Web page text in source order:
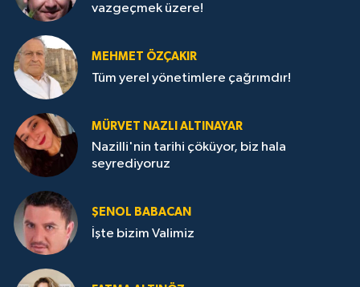
vazgeçmek üzere!
MEHMET ÖZÇAKIR
Tüm yerel yönetimlere çağrımdır!
MÜRVET NAZLI ALTINAYAR
Nazilli'nin tarihi çöküyor, biz hala
seyrediyoruz
ŞENOL BABACAN
İşte bizim Valimiz